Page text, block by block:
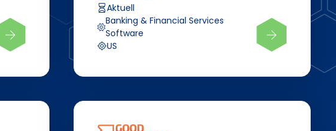
Aktuell
Banking & Financial Services
Software
US